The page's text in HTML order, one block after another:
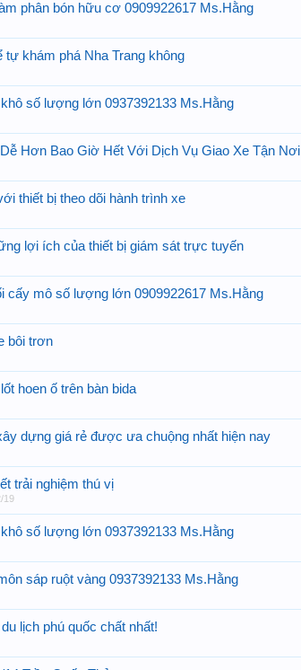
phân bón hữu cơ 0909922617 Ms.Hằng
tự khám phá Nha Trang không
số lượng lớn 0937392133 Ms.Hằng
Hơn Bao Giờ Hết Với Dịch Vụ Giao Xe Tận Nơi
thiết bị theo dõi hành trình xe
lợi ích của thiết bị giám sát trực tuyến
cấy mô số lượng lớn 0909922617 Ms.Hằng
bôi trơn
hoen ố trên bàn bida
dựng giá rẻ được ưa chuộng nhất hiện nay
trải nghiệm thú vị
19
số lượng lớn 0937392133 Ms.Hằng
sáp ruột vàng 0937392133 Ms.Hằng
lịch phú quốc chất nhất!